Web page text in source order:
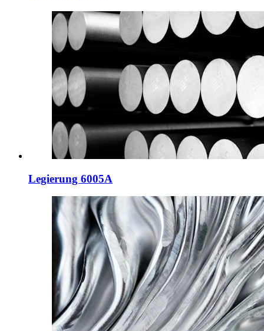
Legierung 6005A